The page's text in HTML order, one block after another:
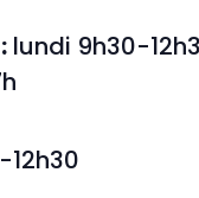
lundi 9h30-